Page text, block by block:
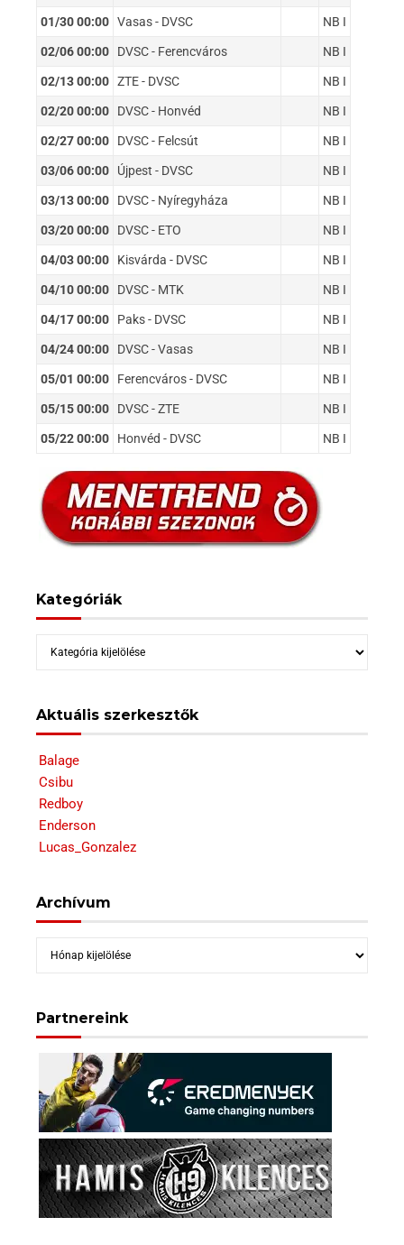
01/30 00:00 Vasas - DVSC NB I
02/06 00:00 DVSC - Ferencváros NB I
02/13 00:00 ZTE - DVSC NB I
02/20 00:00 DVSC - Honvéd NB I
02/27 00:00 DVSC - Felcsút NB I
03/06 00:00 Újpest - DVSC NB I
03/13 00:00 DVSC - Nyíregyháza NB I
03/20 00:00 DVSC - ETO NB I
04/03 00:00 Kisvárda - DVSC NB I
04/10 00:00 DVSC - MTK NB I
04/17 00:00 Paks - DVSC NB I
04/24 00:00 DVSC - Vasas NB I
05/01 00:00 Ferencváros - DVSC NB I
05/15 00:00 DVSC - ZTE NB I
05/22 00:00 Honvéd - DVSC NB I
Kategóriák
Kategóriák
Aktuális szerkesztők
Balage
Csibu
Redboy
Enderson
Lucas_Gonzalez
Archívum
Archívum
Partnereink